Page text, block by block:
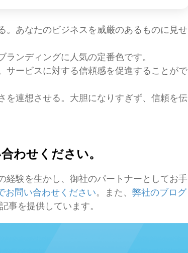
。あなたのビジネスを威厳のあるものに見せ
ンディングに人気の定番色です。
サービスに対する信頼感を促進することがで
を連想させる。大胆になりすぎず、信頼を伝
わせください。
経験を生かし、御社のパートナーとしてお手
お問い合わせください。また、 弊社のブログ
事を提供しています。